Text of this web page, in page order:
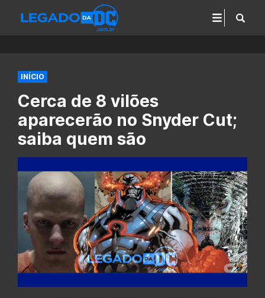
INÍCIO
Cerca de 8 vilões
aparecerão no Snyder Cut;
saiba quem são